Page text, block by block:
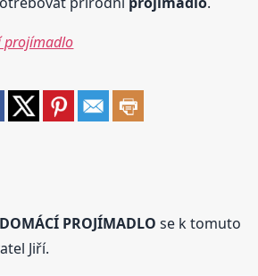
projímadlo
DOMÁCÍ PROJÍMADLO se k tomuto
Jiří.